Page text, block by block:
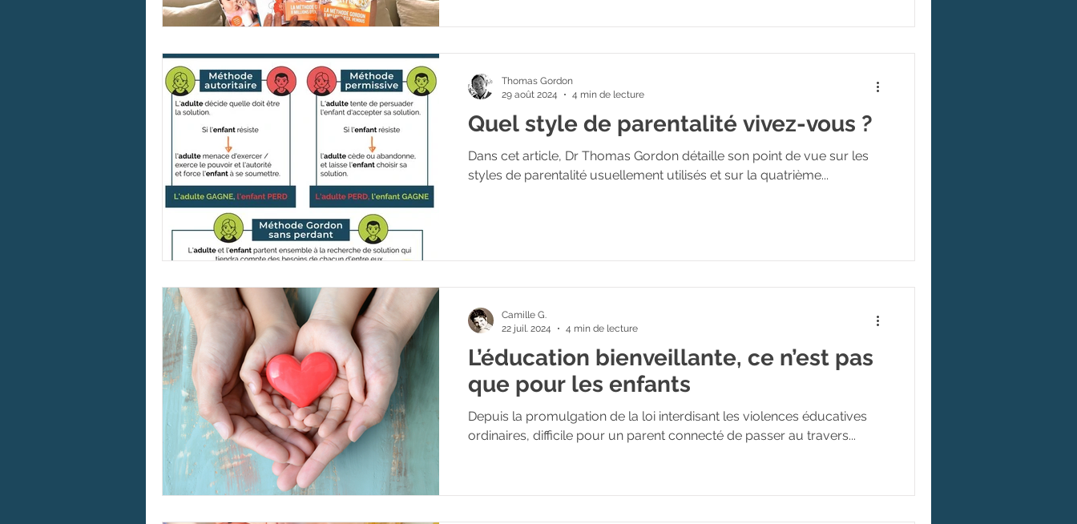
Quel style de parentalité vivez-vous ?
Dans cet article, Dr Thomas Gordon détaille son point de vue sur les
styles de parentalité usuellement utilisés et sur la quatrième...
Thomas Gordon
29 août 2024
4 min de lecture
L’éducation bienveillante, ce n’est pas
que pour les enfants
Depuis la promulgation de la loi interdisant les violences éducatives
ordinaires, difficile pour un parent connecté de passer au travers...
Camille G.
22 juil. 2024
4 min de lecture